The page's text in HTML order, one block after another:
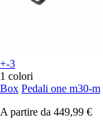
+-3
1 colori
Box Pedali one m30-m
A partire da 449,99 €